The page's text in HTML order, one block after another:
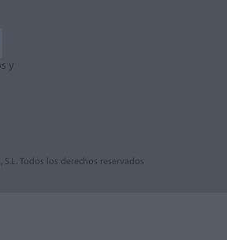
y
Todos los derechos reservados